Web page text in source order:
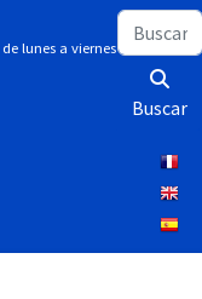
lunes a viernes de 10:00 a
Buscar
Buscar